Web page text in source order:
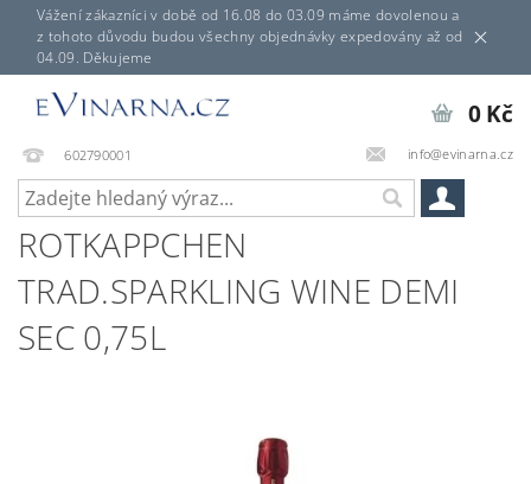
Vážení zákazníci v době od 16.08 do 03.09 máme dovolenou a
z tohoto důvodu budou všechny objednávky expedovány až od
04.09. Děkujeme
602790001 info@evinarna.cz
0 Kč
ROTKAPPCHEN
TRAD.SPARKLING WINE DEMI
SEC 0,75L